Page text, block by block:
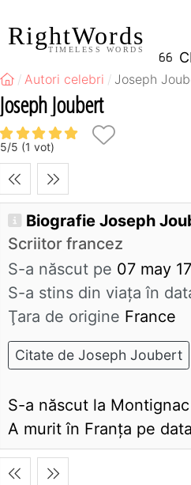
RightWords
TIMELESS WORDS
Autori celebri Joseph
Joseph Joubert
5/5 (1 vot)
Biografie Joseph
Scriitor francez
S-a născut pe 07 may
S-a stins din viaţa în
Ţara de origine France
Citate de Joseph Joubert
S-a născut la
A murit în Franţa pe